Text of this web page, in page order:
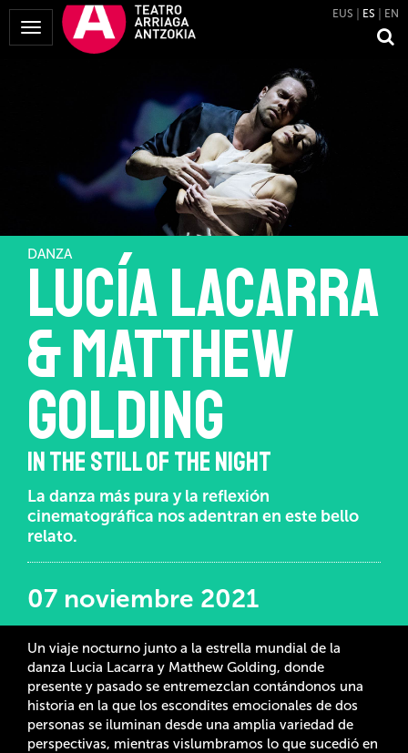
Mostrar
Menú
EUS ES EN
DANZA
LUCÍA LACARRA
& MATTHEW
GOLDING
IN THE STILL OF THE NIGHT
La danza más pura y la reflexión
cinematográfica nos adentran en este bello
relato.
07 noviembre 2021
Un viaje nocturno junto a la estrella mundial de la
danza Lucia Lacarra y Matthew Golding, donde
presente y pasado se entremezclan contándonos una
historia en la que los escondites emocionales de dos
personas se iluminan desde una amplia variedad de
perspectivas, mientras vislumbramos lo que sucedió en